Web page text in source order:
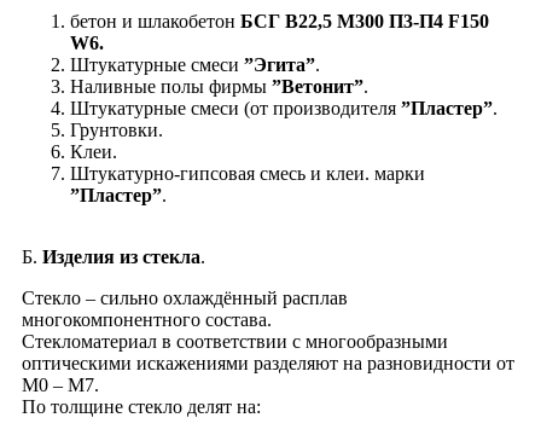
бетон и шлакобетон БСГ В22,5 М300 П3-П4 F150
W6.
Штукатурные смеси ”Эгита”.
Наливные полы фирмы ”Ветонит”.
Штукатурные смеси (от производителя ”Пластер”.
Грунтовки.
Клеи.
Штукатурно-гипсовая смесь и клеи. марки
”Пластер”.
Б. Изделия из стекла.
Cтекло – сильно охлаждённый расплав
многокомпонентного состава.
Стекломатериал в соответствии с многообразными
оптическими искажениями разделяют на разновидности от
М0 – М7.
По толщине стекло делят на: